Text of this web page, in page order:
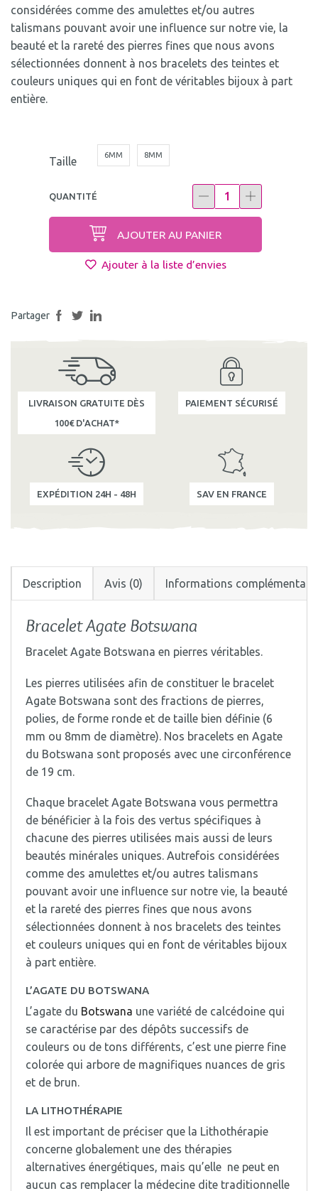
considérées comme des amulettes et/ou autres
talismans pouvant avoir une influence sur notre vie, la
beauté et la rareté des pierres fines que nous avons
sélectionnées donnent à nos bracelets des teintes et
couleurs uniques qui en font de véritables bijoux à part
entière.
Taille 6MM 8MM
QUANTITÉ
AJOUTER AU PANIER
Ajouter à la liste d’envies
Partager
LIVRAISON GRATUITE DÈS
100€ D'ACHAT*
PAIEMENT SÉCURISÉ
EXPÉDITION 24H - 48H SAV EN FRANCE
Description Avis (0) Informations
Bracelet Agate Botswana
Bracelet Agate Botswana en pierres véritables.
Les pierres utilisées afin de constituer le bracelet
Agate Botswana sont des fractions de pierres,
polies, de forme ronde et de taille bien définie (6
mm ou 8mm de diamètre). Nos bracelets en Agate
du Botswana sont proposés avec une circonférence
de 19 cm.
Chaque bracelet Agate Botswana vous permettra
de bénéficier à la fois des vertus spécifiques à
chacune des pierres utilisées mais aussi de leurs
beautés minérales uniques. Autrefois considérées
comme des amulettes et/ou autres talismans
pouvant avoir une influence sur notre vie, la beauté
et la rareté des pierres fines que nous avons
sélectionnées donnent à nos bracelets des teintes
et couleurs uniques qui en font de véritables bijoux
à part entière.
L’AGATE DU BOTSWANA
L’agate du Botswana une variété de calcédoine qui
se caractérise par des dépôts successifs de
couleurs ou de tons différents, c’est une pierre fine
colorée qui arbore de magnifiques nuances de gris
et de brun.
LA LITHOTHÉRAPIE
Il est important de préciser que la Lithothérapie
concerne globalement une des thérapies
alternatives énergétiques, mais qu’elle ne peut en
aucun cas remplacer la médecine dite traditionnelle